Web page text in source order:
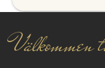
Välkommen